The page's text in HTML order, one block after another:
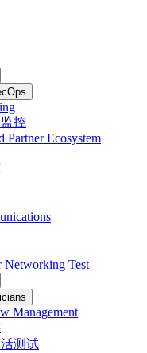
控
Partner Ecosystem
Networking Test
Management
测试